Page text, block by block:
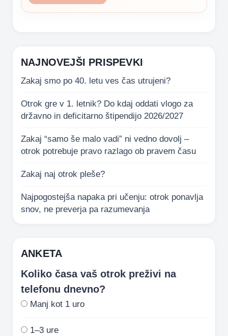
NAJNOVEJŠI PRISPEVKI
Zakaj smo po 40. letu ves čas utrujeni?
Otrok gre v 1. letnik? Do kdaj oddati vlogo za
državno in deficitarno štipendijo 2026/2027
Zakaj “samo še malo vadi” ni vedno dovolj –
otrok potrebuje pravo razlago ob pravem času
Zakaj naj otrok pleše?
Najpogostejša napaka pri učenju: otrok ponavlja
snov, ne preverja pa razumevanja
ANKETA
Koliko časa vaš otrok preživi na
telefonu dnevno?
Manj kot 1 uro
1–3 ure